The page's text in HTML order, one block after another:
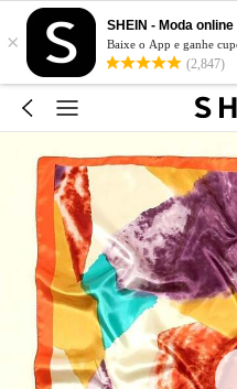
×
SHEIN - Moda online
Baixe o App e ganhe
(2,847)